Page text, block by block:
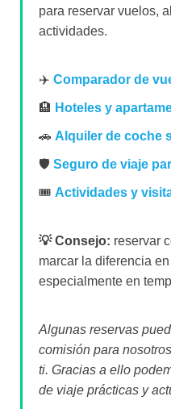
para reservar vuelos,
actividades.
✈️ Comparador de
🏨 Hoteles y
🚗 Alquiler de coche
🛡️ Seguro de viaje
🎟️ Actividades y
💡 Consejo: reservar
marcar la diferencia
especialmente en
Algunas reservas
comisión para
ti. Gracias a ello
de viaje prácticas y